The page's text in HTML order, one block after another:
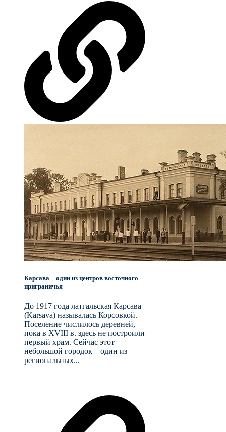
Карсава – один из центров восточного
приграничья
До 1917 года латгальская Карсава
(Kārsava) называлась Корсовкой.
Поселение числилось деревней,
пока в XVIII в. здесь не построили
первый храм. Сейчас этот
небольшой городок – один из
региональных...